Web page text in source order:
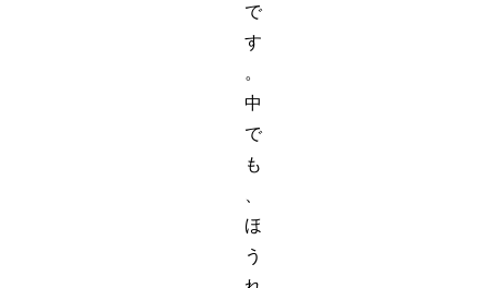
で
す
。
中
で
も
ほ
う